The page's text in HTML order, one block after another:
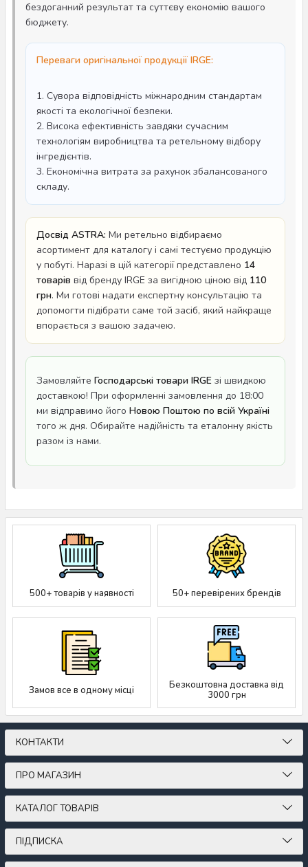
бездоганний результат та суттєву економію вашого
бюджету.
Переваги оригінальної продукції IRGE:
1. Сувора відповідність міжнародним стандартам
якості та екологічної безпеки.
2. Висока ефективність завдяки сучасним
технологіям виробництва та ретельному відбору
інгредієнтів.
3. Економічна витрата за рахунок збалансованого
складу.
Досвід ASTRA: Ми ретельно відбираємо
асортимент для каталогу і самі тестуємо продукцію
у побуті. Наразі в цій категорії представлено 14
товарів від бренду IRGE за вигідною ціною від 110
грн. Ми готові надати експертну консультацію та
допомогти підібрати саме той засіб, який найкраще
впорається з вашою задачею.
Замовляйте Господарські товари IRGE зі швидкою
доставкою! При оформленні замовлення до 18:00
ми відправимо його Новою Поштою по всій Україні
того ж дня. Обирайте надійність та еталонну якість
разом із нами.
500+ товарів у наявності 50+ перевірених брендів
Замов все в одному місці
Безкоштовна доставка від
3000 грн
КОНТАКТИ
ПРО МАГАЗИН
КАТАЛОГ ТОВАРІВ
ПІДПИСКА